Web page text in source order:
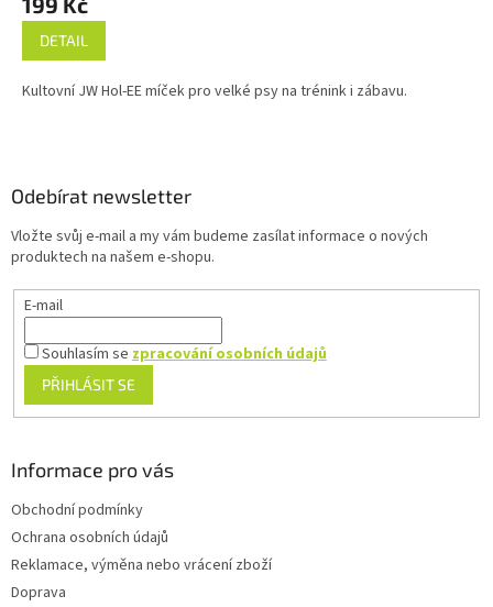
DETAIL
Kultovní JW Hol-EE míček pro velké psy na trénink i zábavu.
Odebírat newsletter
Vložte svůj e-mail a my vám budeme zasílat informace o nových
produktech na našem e-shopu.
E-mail
Souhlasím sezpracování osobních údajů
PŘIHLÁSIT SE
Informace pro vás
Obchodní podmínky
Ochrana osobních údajů
Reklamace, výměna nebo vrácení zboží
Doprava